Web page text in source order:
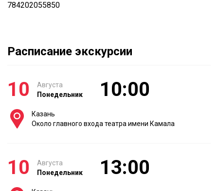
784202055850
Расписание экскурсии
10
Августа
Понедельник
10:00
Казань
Около главного входа театра имени Камала
10
Августа
Понедельник
13:00